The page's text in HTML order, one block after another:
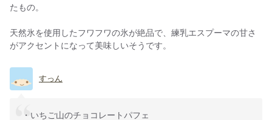
たもの。
天然氷を使用したフワフワの氷が絶品で、練乳エスプーマの甘さ
がアクセントになって美味しいそうです。
すっん
・いちご山のチョコレートパフェ